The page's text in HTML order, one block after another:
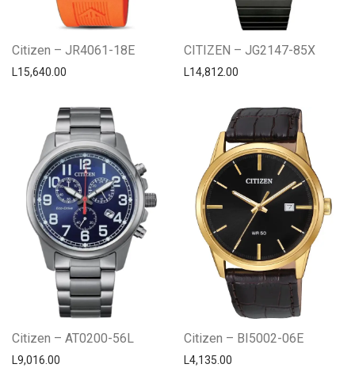
Citizen – JR4061-18E
L15,640.00
CITIZEN – JG2147-85X
L14,812.00
Citizen – AT0200-56L
L9,016.00
Citizen – BI5002-06E
L4,135.00